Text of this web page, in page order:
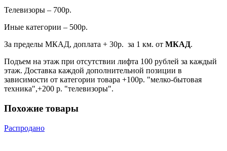
Телевизоры – 700р.
Иные категории – 500р.
За пределы МКАД, доплата + 30р. за 1 км. от МКАД.
Подъем на этаж при отсутствии лифта 100 рублей за каждый
этаж. Доставка каждой дополнительной позиции в
зависимости от категории товара +100р. "мелко-бытовая
техника",+200 р. "телевизоры".
Похожие товары
Распродано